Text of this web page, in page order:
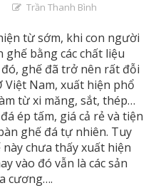
Trần Thanh Bình
từ sớm, khi con người
ghế bằng các chất liệu
ghế đã trở nên rất đỗi
Nam, xuất hiện phổ
từ xi măng, sắt, thép…
ép tấm, giá cả rẻ và tiện
ghế đá tự nhiên. Tuy
chưa thấy xuất hiện
vào đó vẫn là các sản
cương….